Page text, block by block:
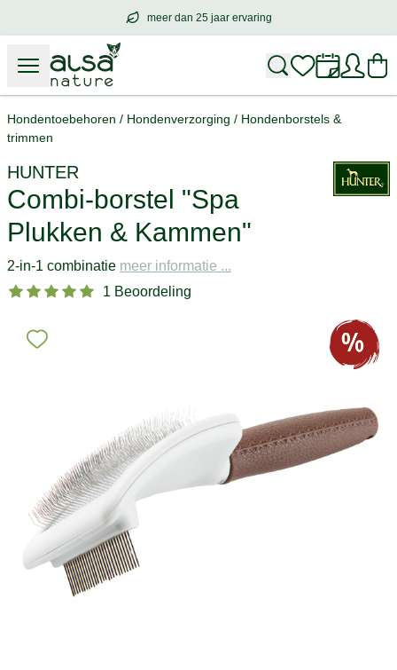
meer dan 25 jaar ervaring
meer dan25 jaar ervaring
Hondentoebehoren / Hondenverzorging / Hondenborstels &
trimmen
HUNTER
Combi-borstel "Spa
Plukken & Kammen"
2-in-1 combinatie meer informatie ...
1 Beoordeling